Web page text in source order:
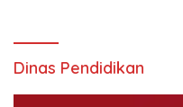
Dinas Pendidikan